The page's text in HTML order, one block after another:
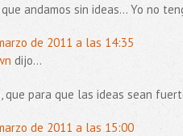
andamos sin ideas... Yo no
de 2011 a las 14:35
dijo...
que para que las ideas sean
de 2011 a las 15:00